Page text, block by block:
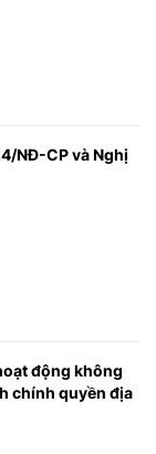
NĐ-CP và Nghị
động không
chính quyền địa